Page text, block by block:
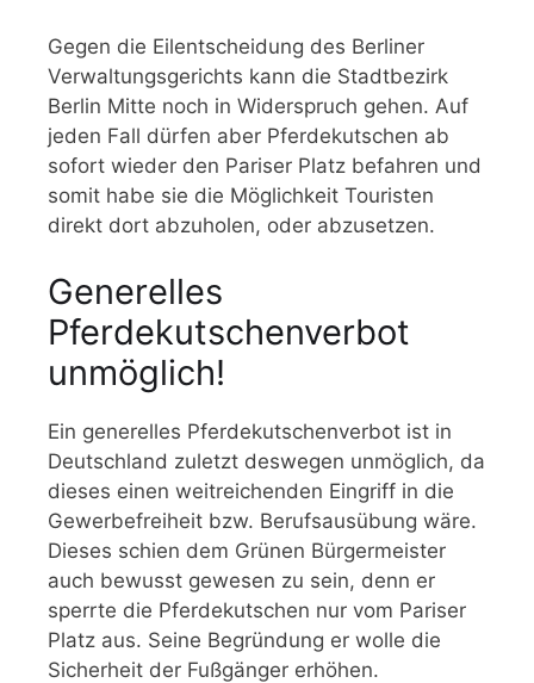
Gegen die Eilentscheidung des Berliner
Verwaltungsgerichts kann die Stadtbezirk
Berlin Mitte noch in Widerspruch gehen. Auf
jeden Fall dürfen aber Pferdekutschen ab
sofort wieder den Pariser Platz befahren und
somit habe sie die Möglichkeit Touristen
direkt dort abzuholen, oder abzusetzen.
Generelles
Pferdekutschenverbot
unmöglich!
Ein generelles Pferdekutschenverbot ist in
Deutschland zuletzt deswegen unmöglich, da
dieses einen weitreichenden Eingriff in die
Gewerbefreiheit bzw. Berufsausübung wäre.
Dieses schien dem Grünen Bürgermeister
auch bewusst gewesen zu sein, denn er
sperrte die Pferdekutschen nur vom Pariser
Platz aus. Seine Begründung er wolle die
Sicherheit der Fußgänger erhöhen.